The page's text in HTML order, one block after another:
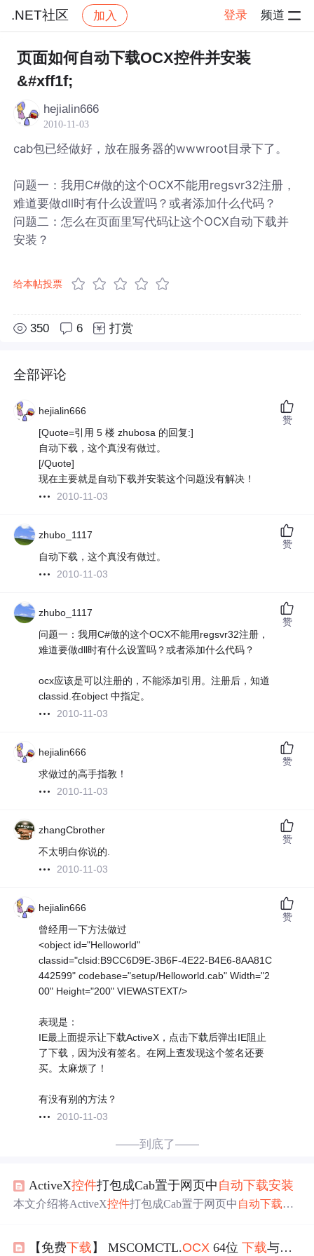
.NET社区 加入 登录 频道
社区 .NET社区 帖子详情
页面如何自动下载OCX控件并安装
&#xff1f;
hejialin666
2010-11-03
cab包已经做好，放在服务器的wwwroot目录下了。
问题一：我用C#做的这个OCX不能用regsvr32注册，
难道要做dll时有什么设置吗？或者添加什么代码？
问题二：怎么在页面里写代码让这个OCX自动下载并
安装？
给本帖投票
350 6 打赏
全部评论
hejialin666
[Quote=引用 5 楼 zhubosa 的回复:]
自动下载，这个真没有做过。
[/Quote]
现在主要就是自动下载并安装这个问题没有解决！
2010-11-03
赞
zhubo_1117
自动下载，这个真没有做过。
2010-11-03
赞
zhubo_1117
问题一：我用C#做的这个OCX不能用regsvr32注册，
难道要做dll时有什么设置吗？或者添加什么代码？
ocx应该是可以注册的，不能添加引用。注册后，知道
classid.在object 中指定。
2010-11-03
赞
hejialin666
求做过的高手指教！
2010-11-03
赞
zhangCbrother
不太明白你说的.
2010-11-03
赞
hejialin666
曾经用一下方法做过
<object id="Helloworld"
classid="clsid:B9CC6D9E-3B6F-4E22-B4E6-8AA81C
442599" codebase="setup/Helloworld.cab" Width="2
00" Height="200" VIEWASTEXT/>
表现是：
IE最上面提示让下载ActiveX，点击下载后弹出IE阻止
了下载，因为没有签名。在网上查发现这个签名还要
买。太麻烦了！
有没有别的方法？
2010-11-03
赞
——到底了——
ActiveX控件打包成Cab置于网页中 自动下载安装
本文介绍将ActiveX控件打包成Cab置于网页中 自动下载安
控件
和查看工具，最后详细介绍制作过程，涵盖环境设
【免费下载 】 MSCOMCTL.OCX 64位下载与安装